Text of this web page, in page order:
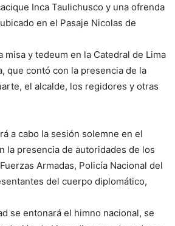
Inca Taulichusco y una ofrenda
en el Pasaje Nicolas de
misa y tedeum en la Catedral de Lima
que contó con la presencia de la
el alcalde, los regidores y otras
a cabo la sesión solemne en el
la presencia de autoridades de los
Armadas, Policía Nacional del
del cuerpo diplomático,
se entonará el himno nacional, se